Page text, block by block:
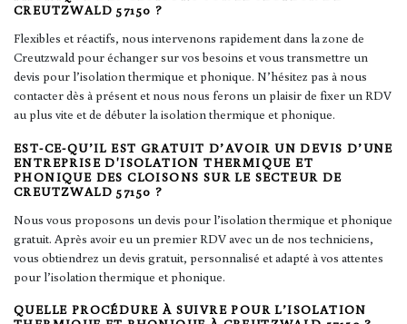
CREUTZWALD 57150 ?
Flexibles et réactifs, nous intervenons rapidement dans la zone de
Creutzwald pour échanger sur vos besoins et vous transmettre un
devis pour l’isolation thermique et phonique. N’hésitez pas à nous
contacter dès à présent et nous nous ferons un plaisir de fixer un RDV
au plus vite et de débuter la isolation thermique et phonique.
EST-CE-QU’IL EST GRATUIT D’AVOIR UN DEVIS D’UNE
ENTREPRISE D'ISOLATION THERMIQUE ET
PHONIQUE DES CLOISONS SUR LE SECTEUR DE
CREUTZWALD 57150 ?
Nous vous proposons un devis pour l’isolation thermique et phonique
gratuit. Après avoir eu un premier RDV avec un de nos techniciens,
vous obtiendrez un devis gratuit, personnalisé et adapté à vos attentes
pour l’isolation thermique et phonique.
QUELLE PROCÉDURE À SUIVRE POUR L’ISOLATION